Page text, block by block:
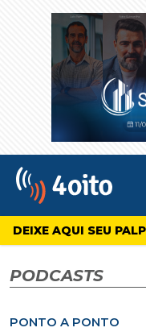
4oito
DEIXE AQUI SEU
PODCASTS
PONTO A PONTO